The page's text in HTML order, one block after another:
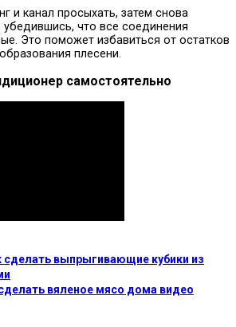
и канал просыхать, затем снова
убедившись, что все соединения
Это поможет избавиться от остатков
плесени.
самостоятельно
сделать выпрыгивающие кубики из
вяленое мясо дома видео